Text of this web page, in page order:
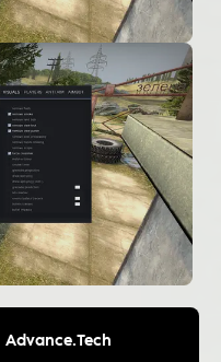
Advance.Tech